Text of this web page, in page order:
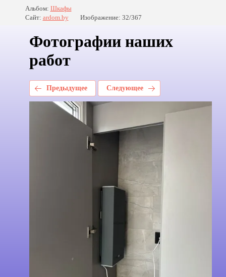
Альбом: Шкафы
Сайт: ardom.by Изображение: 32/367
Фотографии наших
работ
Предыдущее Следующее